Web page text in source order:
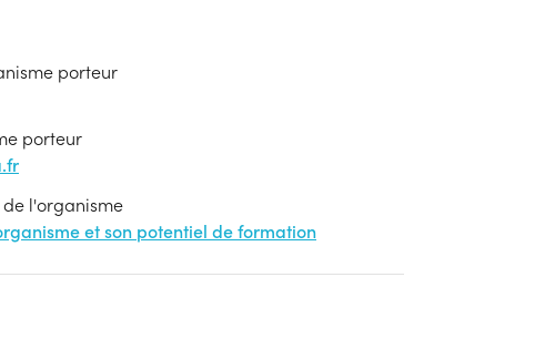
porteur
porteur
l'organisme
et son potentiel de formation